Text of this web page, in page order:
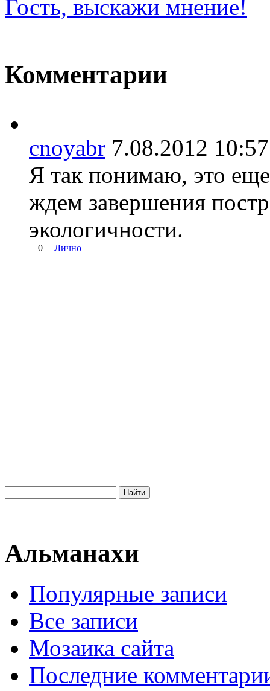
Гость, выскажи мнение!
Комментарии
cnoyabr 7.08.2012
Я так понимаю, это
ждем завершения
экологичности.
0 Лично
Альманахи
Популярные записи
Все записи
Мозаика сайта
Последние